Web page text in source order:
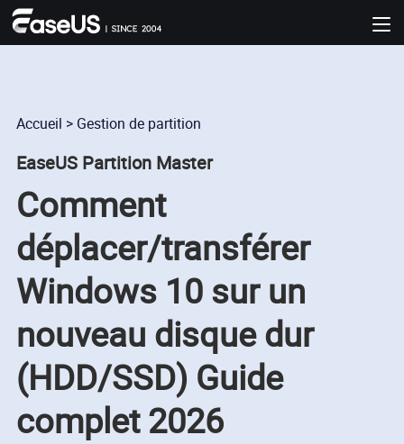
Accueil > Gestion de partition
EaseUS Partition Master
Comment
déplacer/transférer
Windows 10 sur un
nouveau disque dur
(HDD/SSD) Guide
complet 2026